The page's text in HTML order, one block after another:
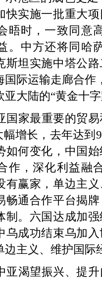
快实施一批重大
晤时，一致同意
。中方还将同哈
斯坦实施中塔公
国际运输走廊合作
亚大陆的“黄金十
国家最重要的贸
幅增长，去年达
如何变化，中国
作，深化利益融
有赢家，单边主
通合作平台揭
制。六国达成加
乌成功结束乌加
边主义、维护国际
亚渴望振兴、提